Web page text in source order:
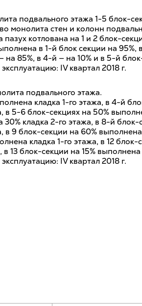
подвального этажа 1-5 блок-
монолита стен и колонн
котлована на 1 и 2 блок-
в 1-й блок секции на 95%,
на 85%, в 4-й — на 10% и в 5-й
IV квартал 2018 г.
подвального этажа.
кладка 1-го этажа, в 4-й
в 5-6 блок-секциях на 50%
кладка 2-го этажа, в 8-й блок-
в 9 блок-секции на 60%
кладка 1-го этажа, в 12 блок-
13 блок-секции на 15% выполнена
IV квартал 2018 г.